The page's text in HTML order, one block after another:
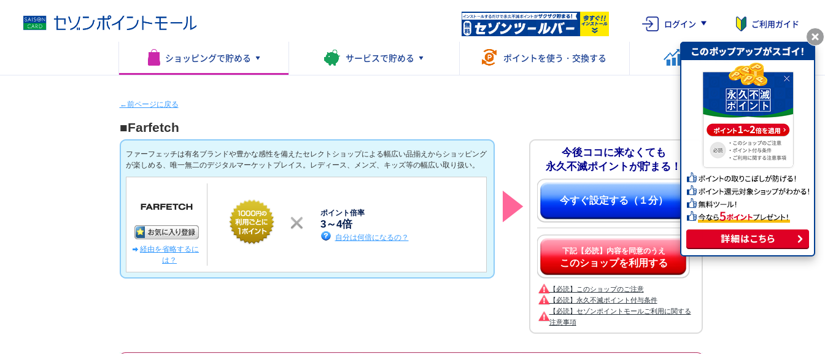
ログイン ご利用ガイド
ショッピングで貯める サービスで貯める ポイントを使う・交換する ポイントを運用する
←前ページに戻る
■Farfetch
ファーフェッチは有名ブランドや豊かな感性を備えたセレクトショップによる幅広い品揃えからショッピング
が楽しめる、唯一無二のデジタルマーケットプレイス。レディース、メンズ、キッズ等の幅広い取り扱い。
経由を省略するに
は？
ポイント倍率
3～4倍
自分は何倍になるの？
今後ココに来なくても
永久不滅ポイントが貯まる！
今すぐ設定する（１分）
下記【必読】内容を同意のうえ
このショップを利用する
【必読】このショップのご注意
【必読】永久不滅ポイント付与条件
【必読】セゾンポイントモールご利用に関する
注意事項